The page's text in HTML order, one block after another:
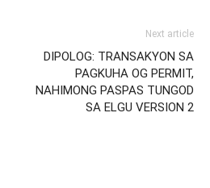
Next article
DIPOLOG: TRANSAKYON SA
PAGKUHA OG PERMIT,
NAHIMONG PASPAS TUNGOD
SA ELGU VERSION 2